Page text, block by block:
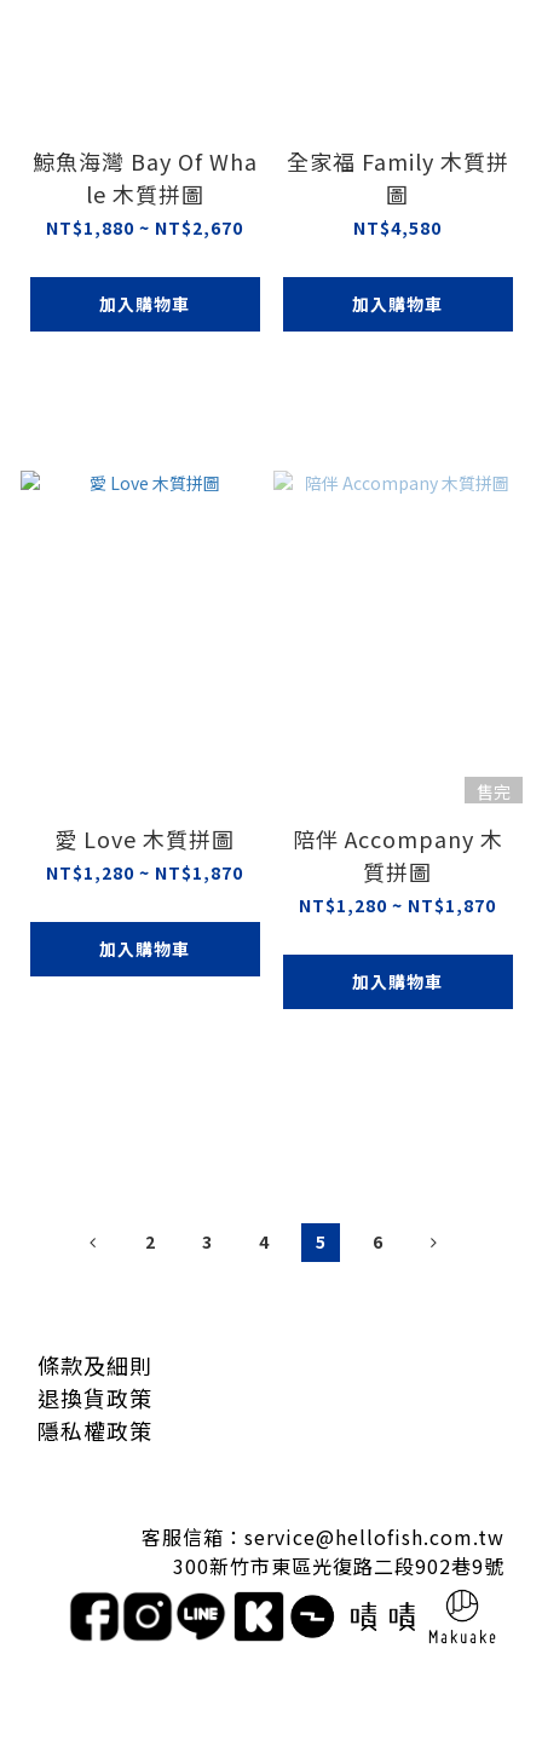
鯨魚海灣 Bay Of Wha
le 木質拼圖
NT$1,880 ~ NT$2,670
加入購物車
全家福 Family 木質拼
圖
NT$4,580
加入購物車
愛 Love 木質拼圖
NT$1,280 ~ NT$1,870
加入購物車
售完
陪伴 Accompany 木
質拼圖
NT$1,280 ~ NT$1,870
加入購物車
2 3 4 5 6
條款及細則
退換貨政策
隱私權政策
客服信箱：service@hellofish.com.tw
300新竹市東區光復路二段902巷9號